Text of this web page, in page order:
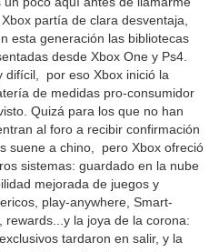
partía de clara desventaja,
esta generación las bibliotecas
desde Xbox One y Ps4.
difícil, por eso Xbox inició la
de medidas pro-consumidor
Quizá para los que no han
al foro a recibir confirmación
suene a chino, pero Xbox ofreció
sistemas: guardado en la nube
mejorada de juegos y
play-anywhere, Smart-
rewards...y la joya de la corona:
tardaron en salir, y la